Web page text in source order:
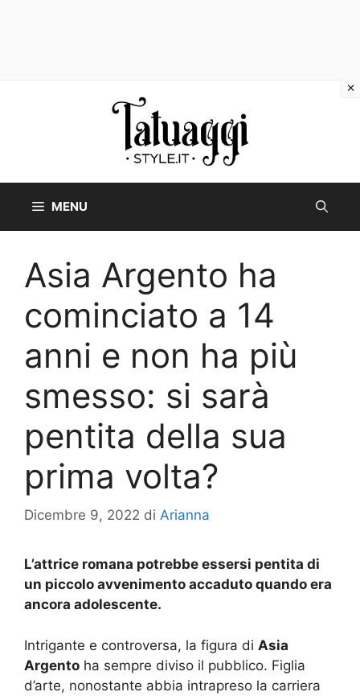
MENU
Asia Argento ha
cominciato a 14
anni e non ha più
smesso: si sarà
pentita della sua
prima volta?
Dicembre 9, 2022 di Arianna
L’attrice romana potrebbe essersi pentita di
un piccolo avvenimento accaduto quando era
ancora adolescente.
Intrigante e controversa, la figura di Asia
Argento ha sempre diviso il pubblico. Figlia
d’arte, nonostante abbia intrapreso la carriera